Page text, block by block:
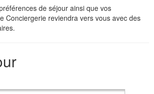
de séjour ainsi que vos
Conciergerie reviendra vers vous avec des